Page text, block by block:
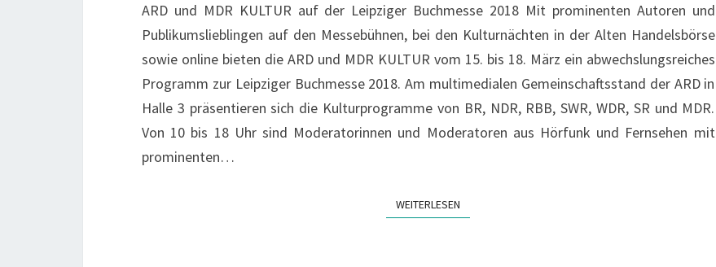
LEIPZIGER
BUCHMESSE
2018
ARD und MDR KULTUR auf der Leipziger Buchmesse 2018 Mit prominenten Autoren und
Publikumslieblingen auf den Messebühnen, bei den Kulturnächten in der Alten Handelsbörse
sowie online bieten die ARD und MDR KULTUR vom 15. bis 18. März ein abwechslungsreiches
Programm zur Leipziger Buchmesse 2018. Am multimedialen Gemeinschaftsstand der ARD in
Halle 3 präsentieren sich die Kulturprogramme von BR, NDR, RBB, SWR, WDR, SR und MDR.
Von 10 bis 18 Uhr sind Moderatorinnen und Moderatoren aus Hörfunk und Fernsehen mit
prominenten…
WEITERLESEN